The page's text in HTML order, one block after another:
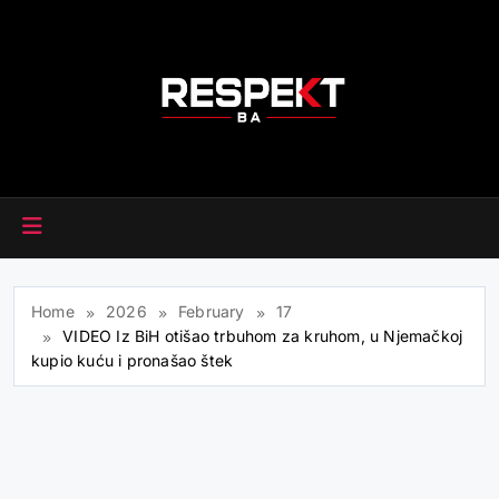
Home 2026 February
17
VIDEO Iz BiH otišao trbuhom za kruhom, u Njemačkoj
kupio kuću i pronašao štek